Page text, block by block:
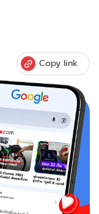
Copy link